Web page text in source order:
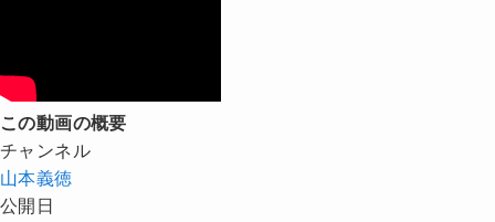
この動画の概要
チャンネル
山本義徳
公開日